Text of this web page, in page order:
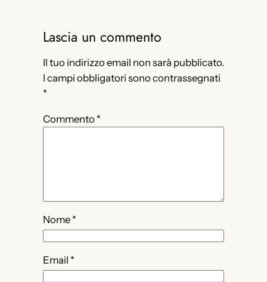
Lascia un commento
Il tuo indirizzo email non sarà pubblicato.
I campi obbligatori sono contrassegnati
*
Commento *
Nome *
Email *